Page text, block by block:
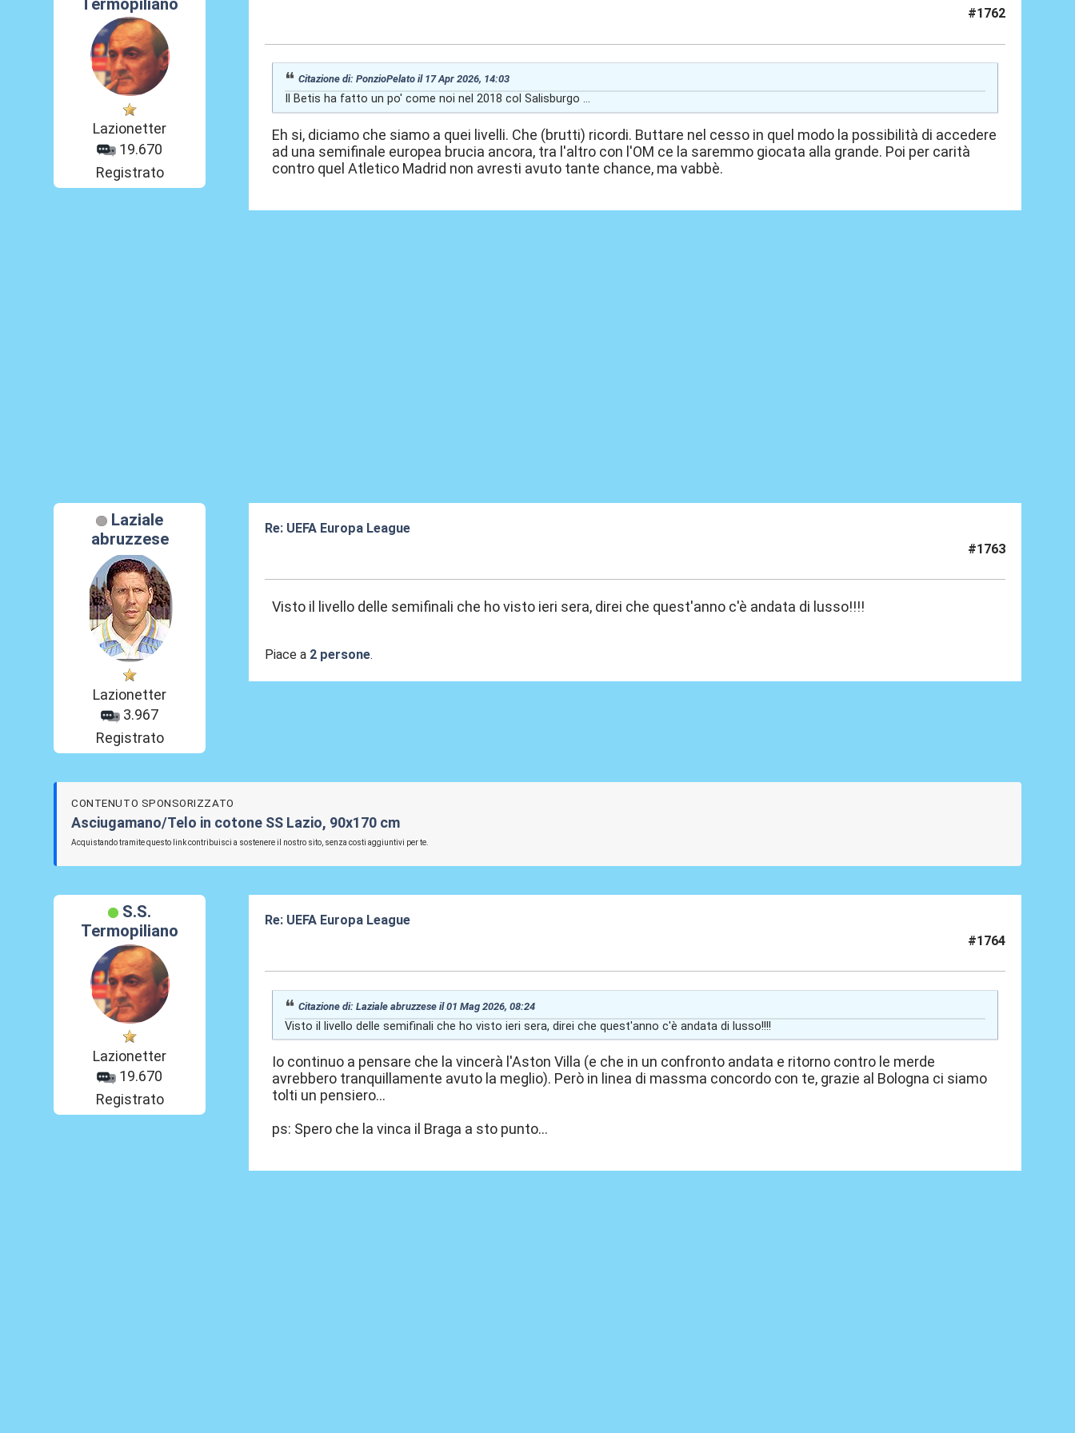
Lazionetter
19.670
Registrato
#1762
Citazione di: PonzioPelato il 17 Apr 2026, 14:03
Il Betis ha fatto un po' come noi nel 2018 col Salisburgo ...
Eh si, diciamo che siamo a quei livelli. Che (brutti) ricordi. Buttare nel cesso in quel modo la possibilità di accedere
ad una semifinale europea brucia ancora, tra l'altro con l'OM ce la saremmo giocata alla grande. Poi per carità
contro quel Atletico Madrid non avresti avuto tante chance, ma vabbè.
Laziale
abruzzese
Lazionetter
3.967
Registrato
Re: UEFA Europa League
#1763
Visto il livello delle semifinali che ho visto ieri sera, direi che quest'anno c'è andata di lusso!!!!
Piace a 2 persone.
CONTENUTO SPONSORIZZATO
Asciugamano/Telo in cotone SS Lazio, 90x170 cm
Acquistando tramite questo link contribuisci a sostenere il nostro sito, senza costi aggiuntivi per te.
S.S.
Termopiliano
Lazionetter
19.670
Registrato
Re: UEFA Europa League
#1764
Citazione di: Laziale abruzzese il 01 Mag 2026, 08:24
Visto il livello delle semifinali che ho visto ieri sera, direi che quest'anno c'è andata di lusso!!!!
Io continuo a pensare che la vincerà l'Aston Villa (e che in un confronto andata e ritorno contro le merde
avrebbero tranquillamente avuto la meglio). Però in linea di massma concordo con te, grazie al Bologna ci siamo
tolti un pensiero...
ps: Spero che la vinca il Braga a sto punto...